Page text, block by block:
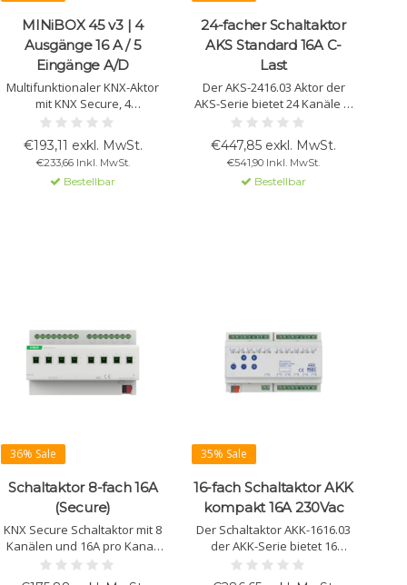
MINiBOX 45 v3 | 4
Ausgänge 16 A / 5
Eingänge A/D
Multifunktionaler KNX-Aktor
mit KNX Secure, 4
konfigurierbare Ausgänge
analoge/digitale Eingänge,
Logikfunktionen,
Thermostate und
€193,11 exkl. MwSt.
€233,66 Inkl. MwSt.
Bestellbar
24-facher Schaltaktor
AKS Standard 16A C-
Last
Der AKS-2416.03 Aktor der
AKS-Serie bietet 24 Kanäle in
einem platzsparenden
Lasten bis 140 µF. KNX-
kompatibel, manuelle
Bedienung möglich, erweitert
€447,85 exkl. MwSt.
€541,90 Inkl. MwSt.
Bestellbar
36% Sale
Schaltaktor 8-fach 16A
(Secure)
KNX Secure Schaltaktor mit 8
Kanälen und 16A pro Kanal.
Geeignet für Beleuchtung,
Heizung und Signale.
35% Sale
16-fach Schaltaktor AKK
kompakt 16A 230Vac
Der Schaltaktor AKK-1616.03
der AKK-Serie bietet 16
unabhängige Kanäle für
mittlere Lasten. Mit einer